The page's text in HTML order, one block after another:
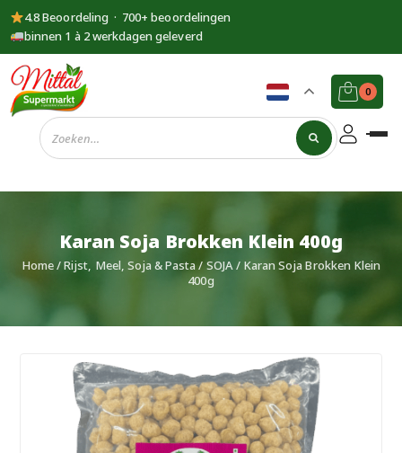
4.8 Beoordeling · 700+ beoordelingen
binnen 1 à 2 werkdagen geleverd
Supermarkt
Mittal
0
Karan Soja Brokken Klein 400g
Home/Rijst, Meel, Soja & Pasta/ SOJA/ Karan Soja Brokken Klein
400g